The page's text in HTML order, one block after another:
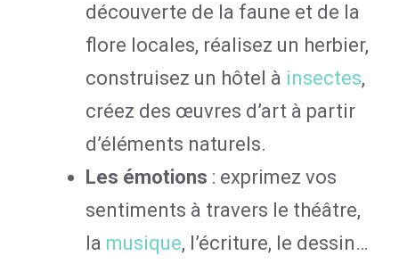
découverte de la faune et de la
flore locales, réalisez un herbier,
construisez un hôtel à insectes,
créez des œuvres d’art à partir
d’éléments naturels.
Les émotions : exprimez vos
sentiments à travers le théâtre,
la musique, l’écriture, le dessin…